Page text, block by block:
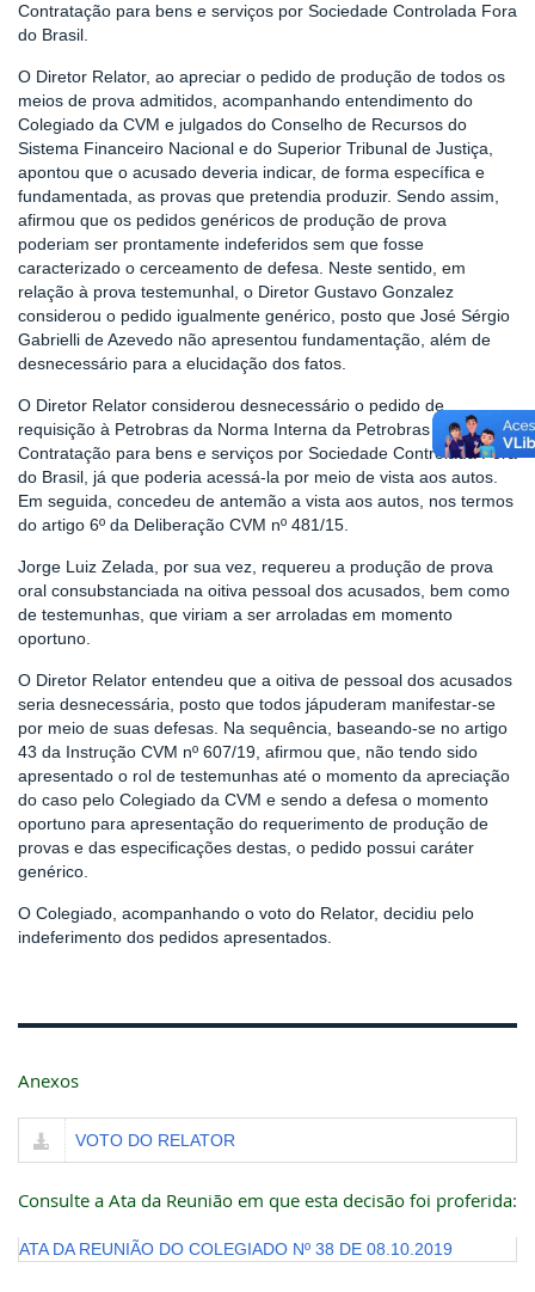
Contratação para bens e serviços por Sociedade Controlada Fora
do Brasil.
O Diretor Relator, ao apreciar o pedido de produção de todos os
meios de prova admitidos, acompanhando entendimento do
Colegiado da CVM e julgados do Conselho de Recursos do
Sistema Financeiro Nacional e do Superior Tribunal de Justiça,
apontou que o acusado deveria indicar, de forma específica e
fundamentada, as provas que pretendia produzir. Sendo assim,
afirmou que os pedidos genéricos de produção de prova
poderiam ser prontamente indeferidos sem que fosse
caracterizado o cerceamento de defesa. Neste sentido, em
relação à prova testemunhal, o Diretor Gustavo Gonzalez
considerou o pedido igualmente genérico, posto que José Sérgio
Gabrielli de Azevedo não apresentou fundamentação, além de
desnecessário para a elucidação dos fatos.
O Diretor Relator considerou desnecessário o pedido de
requisição à Petrobras da Norma Interna da Petrobras de
Contratação para bens e serviços por Sociedade Controlada Fora
do Brasil, já que poderia acessá-la por meio de vista aos autos.
Em seguida, concedeu de antemão a vista aos autos, nos termos
do artigo 6º da Deliberação CVM nº 481/15.
Jorge Luiz Zelada, por sua vez, requereu a produção de prova
oral consubstanciada na oitiva pessoal dos acusados, bem como
de testemunhas, que viriam a ser arroladas em momento
oportuno.
O Diretor Relator entendeu que a oitiva de pessoal dos acusados
seria desnecessária, posto que todos jápuderam manifestar-se
por meio de suas defesas. Na sequência, baseando-se no artigo
43 da Instrução CVM nº 607/19, afirmou que, não tendo sido
apresentado o rol de testemunhas até o momento da apreciação
do caso pelo Colegiado da CVM e sendo a defesa o momento
oportuno para apresentação do requerimento de produção de
provas e das especificações destas, o pedido possui caráter
genérico.
O Colegiado, acompanhando o voto do Relator, decidiu pelo
indeferimento dos pedidos apresentados.
Anexos
VOTO DO RELATOR
Consulte a Ata da Reunião em que esta decisão foi proferida:
ATA DA REUNIÃO DO COLEGIADO Nº 38 DE 08.10.2019